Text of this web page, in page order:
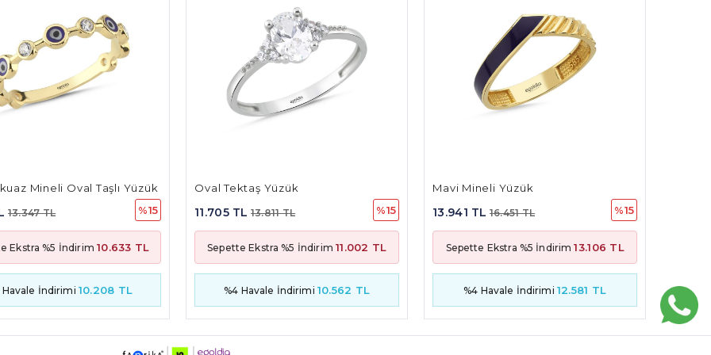
Yüzük
13.811 TL %15
Ekstra %5 İndirim11.002 TL
Havale İndirimi10.562 TL
Mavi Mineli Yüzük
13.941 TL 16.451 TL %15
Sepette Ekstra %5 İndirim13.106 TL
%4 Havale İndirimi12.581 TL
Düğüm Tasarım Yüzük
11.919 TL 14.064 TL %15
Sepette Ekstra %5 İndirim 11.204 TL
%4 Havale İndirimi 10.756 TL